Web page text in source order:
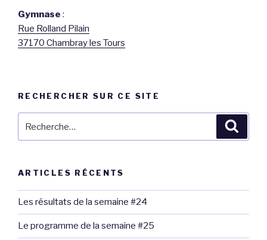
Gymnase :
Rue Rolland Pilain
37170 Chambray les Tours
RECHERCHER SUR CE SITE
pour
ARTICLES RÉCENTS
Les résultats de la semaine #24
Le programme de la semaine #25